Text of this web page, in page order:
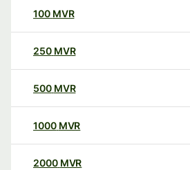
100 MVR
250 MVR
500 MVR
1000 MVR
2000 MVR